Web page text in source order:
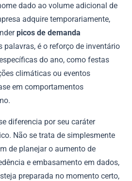
dado ao volume adicional de
adquire temporariamente,
picos de demanda
palavras, é o reforço de inventário
do ano, como festas
climáticas ou eventos
em comportamentos
diferencia por seu caráter
Não se trata de simplesmente
de planejar o aumento de
e embasamento em dados,
preparada no momento certo,